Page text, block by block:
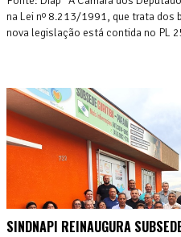
na Lei nº 8.213/1991, que trata dos
nova legislação está contida no PL
SINDNAPI REINAUGURA